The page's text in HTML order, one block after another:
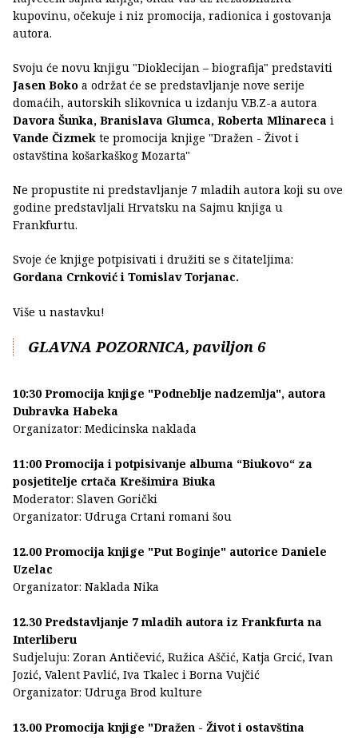
kupovinu, očekuje i niz promocija, radionica i gostovanja
autora.
Svoju će novu knjigu "Dioklecijan – biografija" predstaviti
Jasen Boko a održat će se predstavljanje nove serije
domaćih, autorskih slikovnica u izdanju V.B.Z-a autora
Davora Šunka, Branislava Glumca, Roberta Mlinareca i
Vande Čizmek te promocija knjige "Dražen - Život i
ostavština košarkaškog Mozarta"
Ne propustite ni predstavljanje 7 mladih autora koji su ove
godine predstavljali Hrvatsku na Sajmu knjiga u
Frankfurtu.
Svoje će knjige potpisivati i družiti se s čitateljima:
Gordana Crnković i Tomislav Torjanac.
Više u nastavku!
GLAVNA POZORNICA, paviljon 6
10:30 Promocija knjige "Podneblje nadzemlja", autora
Dubravka Habeka
Organizator: Medicinska naklada
11:00 Promocija i potpisivanje albuma “Biukovo“ za
posjetitelje crtača Krešimira Biuka
Moderator: Slaven Gorički
Organizator: Udruga Crtani romani šou
12.00 Promocija knjige "Put Boginje" autorice Daniele
Uzelac
Organizator: Naklada Nika
12.30 Predstavljanje 7 mladih autora iz Frankfurta na
Interliberu
Sudjeluju: Zoran Antičević, Ružica Aščić, Katja Grcić, Ivan
Jozić, Valent Pavlić, Iva Tkalec i Borna Vujčić
Organizator: Udruga Brod kulture
13.00 Promocija knjige "Dražen - Život i ostavština